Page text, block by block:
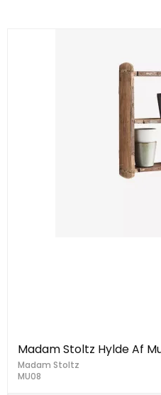
Madam Stoltz Hylde Af
Madam Stoltz
MU08